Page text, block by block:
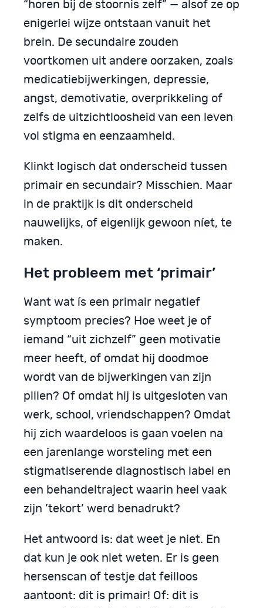
“horen bij de stoornis zelf” — alsof ze op
enigerlei wijze ontstaan vanuit het
brein. De secundaire zouden
voortkomen uit andere oorzaken, zoals
medicatiebijwerkingen, depressie,
angst, demotivatie, overprikkeling of
zelfs de uitzichtloosheid van een leven
vol stigma en eenzaamheid.
Klinkt logisch dat onderscheid tussen
primair en secundair? Misschien. Maar
in de praktijk is dit onderscheid
nauwelijks, of eigenlijk gewoon níet, te
maken.
Het probleem met ‘primair’
Want wat ís een primair negatief
symptoom precies? Hoe weet je of
iemand “uit zichzelf” geen motivatie
meer heeft, of omdat hij doodmoe
wordt van de bijwerkingen van zijn
pillen? Of omdat hij is uitgesloten van
werk, school, vriendschappen? Omdat
hij zich waardeloos is gaan voelen na
een jarenlange worsteling met een
stigmatiserende diagnostisch label en
een behandeltraject waarin heel vaak
zijn ’tekort’ werd benadrukt?
Het antwoord is: dat weet je niet. En
dat kun je ook niet weten. Er is geen
hersenscan of testje dat feilloos
aantoont: dit is primair! Of: dit is